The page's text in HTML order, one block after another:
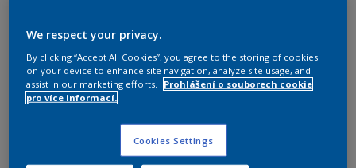
Najít výrobek v tomto odstínu
We respect your privacy.
By clicking “Accept All Cookies”, you agree to the storing of cookies
on your device to enhance site navigation, analyze site usage, and
assist in our marketing efforts.
Prohlášení o souborech cookie
pro více informací.
Cookies Settings